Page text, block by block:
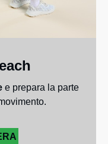
e prepara la parte